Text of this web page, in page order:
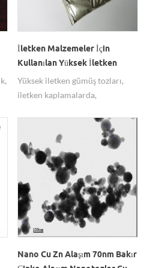
İletken Malzemeler İçin
Kullanılan Yüksek İletken
Gümüş Ag Mikron Toz Ag
Parçacıkları Satın Alın
Yüksek iletken gümüş tozları,
iletken kaplamalarda,
ve iletken macunlarda yaygın
olarak kullanılmaktadır. Biz
mikron gümüş tozunun üretim
uzmanlarıyız, bize sorgunuzu
göndermekten memnuniyet
duyarız.
Nano Cu Zn Alaşım 70nm Bakır